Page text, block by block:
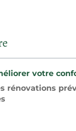
votre
rénovations